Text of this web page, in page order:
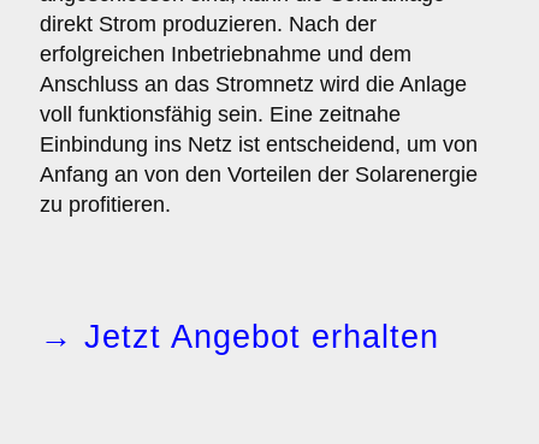
direkt Strom produzieren. Nach der
erfolgreichen Inbetriebnahme und dem
Anschluss an das Stromnetz wird die Anlage
voll funktionsfähig sein. Eine zeitnahe
Einbindung ins Netz ist entscheidend, um von
Anfang an von den Vorteilen der Solarenergie
zu profitieren.
→ Jetzt Angebot erhalten